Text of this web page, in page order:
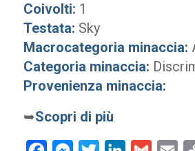
Coivolti: 1
Testata: Sky
Macrocategoria minaccia:
Categoria minaccia:
Provenienza minaccia:
➥Scopri di più